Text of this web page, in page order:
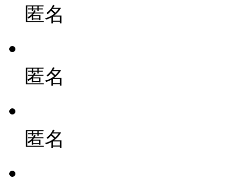
匿名
匿名
匿名